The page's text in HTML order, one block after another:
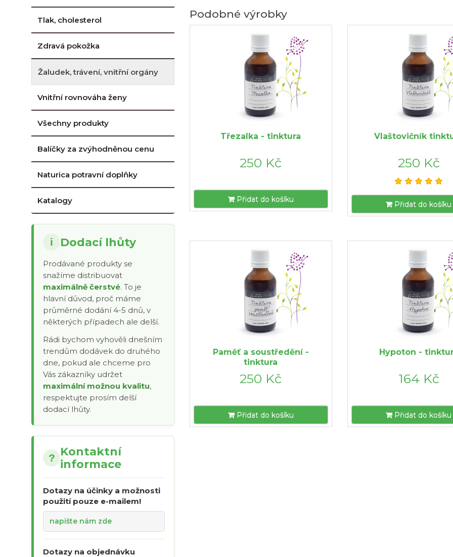
Tlak, cholesterol
Zdravá pokožka
Žaludek, trávení, vnitřní orgány
Vnitřní rovnováha ženy
Všechny produkty
Balíčky za zvýhodněnou cenu
Naturica potravní doplňky
Katalogy
i Dodací lhůty
Prodávané produkty se
snažíme distribuovat
maximálně čerstvé. To je
hlavní důvod, proč máme
průměrné dodání 4-5 dnů, v
některých případech ale delší.
Rádi bychom vyhověli dnešním
trendům dodávek do druhého
dne, pokud ale chceme pro
Vás zákazníky udržet
maximální možnou kvalitu,
respektujte prosím delší
dodací lhůty.
? Kontaktní
informace
Dotazy na účinky a možnosti
použití pouze e-mailem!
napište nám zde
Dotazy na objednávku
Podobné výrobky
Třezalka - tinktura
250 Kč
Přidat do košíku
Vlaštovičník
250 Kč
Přidat do košíku
Paměť a soustředění -
tinktura
250 Kč
Přidat do košíku
Hypoton -
164 Kč
Přidat do košíku